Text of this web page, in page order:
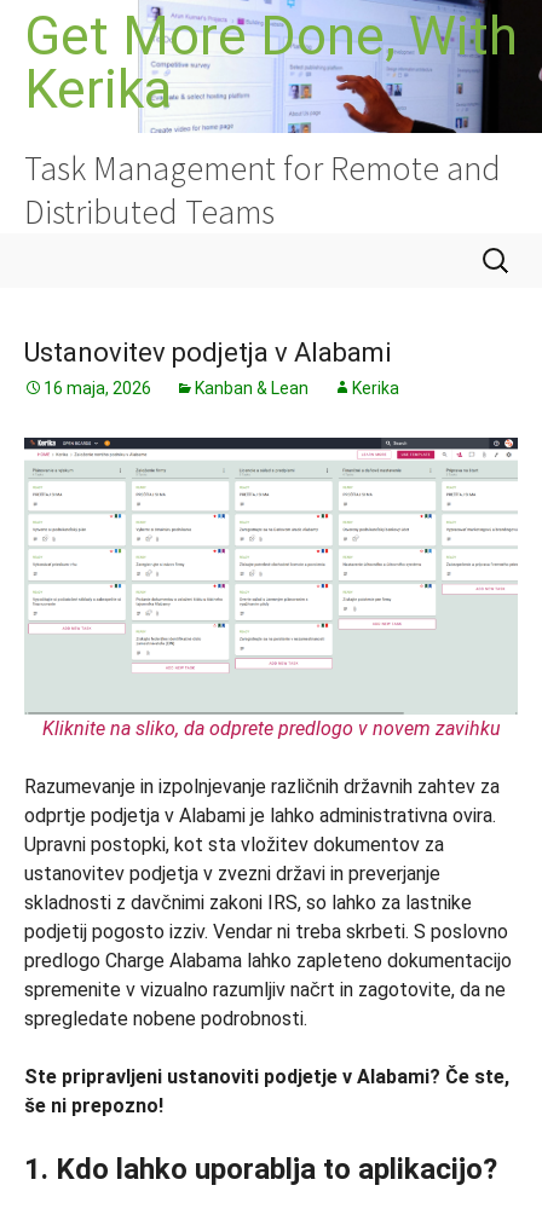
Preskoči
vsebino
Get More Done, With
Kerika
Task Management for Remote and
Distributed Teams
Išči:
Ustanovitev podjetja v Alabami
16 maja, 2026 Kanban & Lean Kerika
Kliknite na sliko, da odprete predlogo v novem zavihku
Razumevanje in izpolnjevanje različnih državnih zahtev za
odprtje podjetja v Alabami je lahko administrativna ovira.
Upravni postopki, kot sta vložitev dokumentov za
ustanovitev podjetja v zvezni državi in preverjanje
skladnosti z davčnimi zakoni IRS, so lahko za lastnike
podjetij pogosto izziv. Vendar ni treba skrbeti. S poslovno
predlogo Charge Alabama lahko zapleteno dokumentacijo
spremenite v vizualno razumljiv načrt in zagotovite, da ne
spregledate nobene podrobnosti.
Ste pripravljeni ustanoviti podjetje v Alabami? Če ste,
še ni prepozno!
1. Kdo lahko uporablja to aplikacijo?